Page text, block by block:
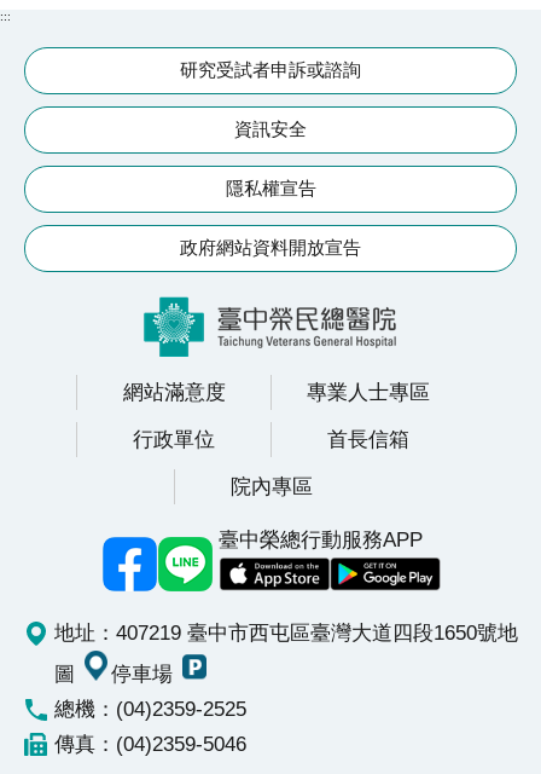
s
h
研
究
受
全
隱
私
權
:::
研究受試者申訴或諮詢
資訊安全
隱私權宣告
政府網站資料開放宣告
網站滿意度
專業人士專區
行政單位
首長信箱
院內專區
臺中榮總行動服務APP
地址：407219 臺中市西屯區臺灣大道四段1650號地
圖
停車場
總機：(04)2359-2525
傳真：(04)2359-5046